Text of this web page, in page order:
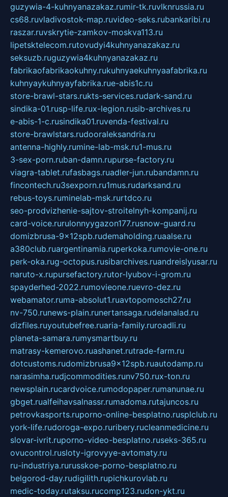
guzywia-4-kuhnyanazakaz.rumir-tk.ruvlknrussia.ru
cs68.ruvladivostok-map.ruvideo-seks.rubankaribi.ru
raszar.ruvskrytie-zamkov-moskva113.ru
lipetsktelecom.rutovudyi4kuhnyanazakaz.ru
seksuzb.ruguzywia4kuhnyanazakaz.ru
fabrikaofabrikaokuhny.rukuhnyaekuhnyaafabrika.ru
kuhnyaykuhnyayfabrika.rue-abis1c.ru
store-brawl-stars.rukts-services.rudark-sand.ru
sindika-01.rusp-life.rux-legion.rusib-archives.ru
e-abis-1-c.rusindika01.ruvenda-festival.ru
store-brawlstars.rudooraleksandria.ru
antenna-highly.rumine-lab-msk.ru1-mus.ru
3-sex-porn.ruban-damn.rupurse-factory.ru
viagra-tablet.rufasbags.ruadler-jun.rubandamn.ru
fincontech.ru3sexporn.ru1mus.rudarksand.ru
rebus-toys.ruminelab-msk.rurtdco.ru
seo-prodvizhenie-sajtov-stroitelnyh-kompanij.ru
card-voice.rurulonnyygazon177.rusnow-guard.ru
domizbrusa-9x12spb.rudemaholding.ruaalse.ru
a380club.ruargentinamia.ruperkoka.rumovie-one.ru
perk-oka.rug-octopus.rusibarchives.ruandreislyusar.ru
naruto-x.rupursefactory.rutor-lyubov-i-grom.ru
spayderhed-2022.rumovieone.ruevro-dez.ru
webamator.ruma-absolut1.ruavtopomosch27.ru
nv-750.runews-plain.runertansaga.rudelanalad.ru
dizfiles.ruyoutubefree.ruaria-family.ruroadli.ru
planeta-samara.rumysmartbuy.ru
matrasy-kemerovo.ruashanet.rutrade-farm.ru
dotcustoms.rudomizbrusa9x12spb.ruautodamp.ru
narasimha.rudjcommodities.runv750.rux-ton.ru
newsplain.rucardvoice.rumodopaper.rumanunae.ru
gbget.rualfeihavsalnassr.rumadoma.rutajuncos.ru
petrovkasports.ruporno-online-besplatno.rusplclub.ru
york-life.rudoroga-expo.ruribery.rucleanmedicine.ru
slovar-ivrit.ruporno-video-besplatno.ruseks-365.ru
ovucontrol.rusloty-igrovyye-avtomaty.ru
ru-industriya.rurusskoe-porno-besplatno.ru
belgorod-day.rudigilith.rupichkurovlab.ru
medic-today.rutaksu.rucomp123.rudon-ykt.ru